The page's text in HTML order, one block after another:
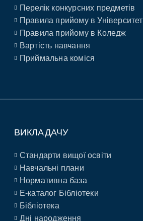
Перелік конкурсних предметів
Правила прийому в Університет
Правила прийому в Коледж
Вартість навчання
Приймальна коміся
ВИКЛАДАЧУ
Стандарти вищої освіти
Навчальні плани
Нормативна база
E-каталог Бібліотеки
Бібліотека
Дні народження